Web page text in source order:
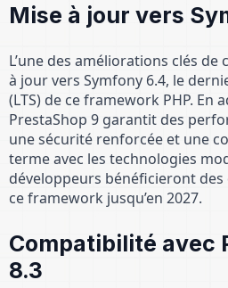
Mise à jour vers
L’une des améliorations clés
à jour vers Symfony 6.4, le
(LTS) de ce framework PHP. En
PrestaShop 9 garantit des
une sécurité renforcée et une
terme avec les technologies
développeurs bénéficieront des
ce framework jusqu’en 2027.
Compatibilité avec
8.3